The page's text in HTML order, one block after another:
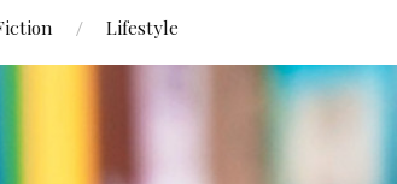
Lifestyle